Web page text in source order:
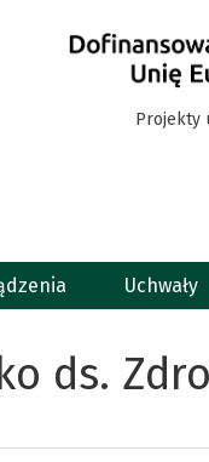
Projekty
Uchwały
ds.